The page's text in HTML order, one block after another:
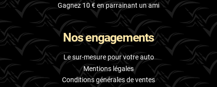
Gagnez 10 € en parrainant un ami
Nos engagements
Le sur-mesure pour votre auto
Mentions légales
Conditions générales de ventes